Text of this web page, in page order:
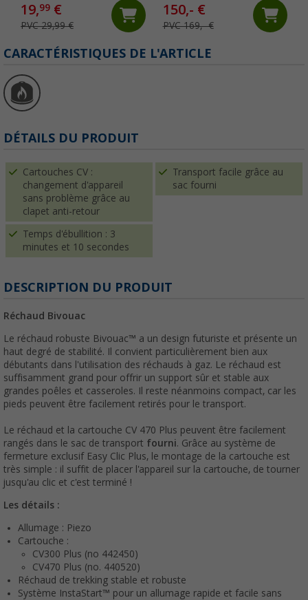
19,99 €
PVC 29,99 €
150,- €
PVC 169,- €
CARACTÉRISTIQUES DE L'ARTICLE
DÉTAILS DU PRODUIT
Cartouches CV :
changement d'appareil
sans problème grâce au
clapet anti-retour
Transport facile grâce au
sac fourni
Temps d'ébullition : 3
minutes et 10 secondes
DESCRIPTION DU PRODUIT
Réchaud Bivouac
Le réchaud robuste Bivouac™ a un design futuriste et présente un
haut degré de stabilité. Il convient particulièrement bien aux
débutants dans l'utilisation des réchauds à gaz. Le réchaud est
suffisamment grand pour offrir un support sûr et stable aux
grandes poêles et casseroles. Il reste néanmoins compact, car les
pieds peuvent être facilement retirés pour le transport.
Le réchaud et la cartouche CV 470 Plus peuvent être facilement
rangés dans le sac de transport fourni. Grâce au système de
fermeture exclusif Easy Clic Plus, le montage de la cartouche est
très simple : il suffit de placer l'appareil sur la cartouche, de tourner
jusqu'au clic et c'est terminé !
Les détails :
Allumage : Piezo
Cartouche :
CV300 Plus (no 442450)
CV470 Plus (no. 440520)
Réchaud de trekking stable et robuste
Système InstaStart™ pour un allumage rapide et facile sans